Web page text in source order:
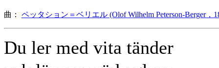
曲： ペッタション＝ベリエル (Olof Wilhelm Peterson-Berger，
Du ler med vita tänder